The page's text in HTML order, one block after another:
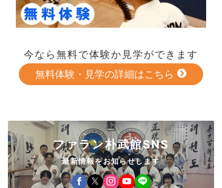
今なら無料で体験か見学ができます
無料体験・見学の詳細はこちら
ファラン朴武館SNS
最新情報をお知らせします